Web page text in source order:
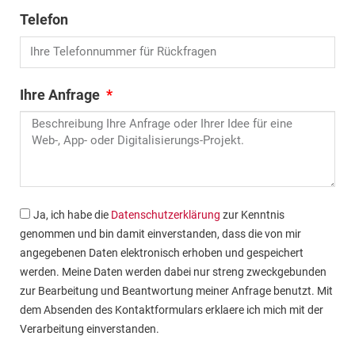
Telefon
Ihre Anfrage
Ja, ich habe die Datenschutzerklärung zur Kenntnis
genommen und bin damit einverstanden, dass die von mir
angegebenen Daten elektronisch erhoben und gespeichert
werden. Meine Daten werden dabei nur streng zweckgebunden
zur Bearbeitung und Beantwortung meiner Anfrage benutzt. Mit
dem Absenden des Kontaktformulars erklaere ich mich mit der
Verarbeitung einverstanden.